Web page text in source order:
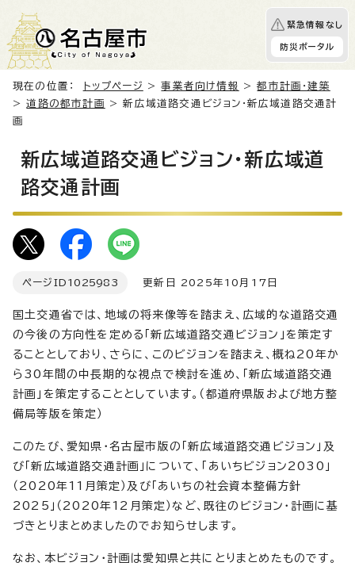
緊急情報なし
防災ポータル
現在の位置： トップページ >事業者向け情報 >都市計画・建築
>道路の都市計画
> 新広域道路交通ビジョン・新広域道路交通計
画
新広域道路交通ビジョン・新広域道
路交通計画
ページID 1025983 更新日 2025年10月17日
国土交通省では、地域の将来像等を踏まえ、広域的な道路交通
の今後の方向性を定める「新広域道路交通ビジョン」を策定す
ることとしており、さらに、このビジョンを踏まえ、概ね20年か
ら30年間の中長期的な視点で検討を進め、「新広域道路交通
計画」を策定することとしています。（都道府県版および地方整
備局等版を策定）
このたび、愛知県・名古屋市版の「新広域道路交通ビジョン」及
び「新広域道路交通計画」について、「あいちビジョン2030」
（2020年11月策定）及び「あいちの社会資本整備方針
2025」（2020年12月策定）など、既往のビジョン・計画に基
づきとりまとめましたのでお知らせします。
なお、本ビジョン・計画は愛知県と共にとりまとめたものです。